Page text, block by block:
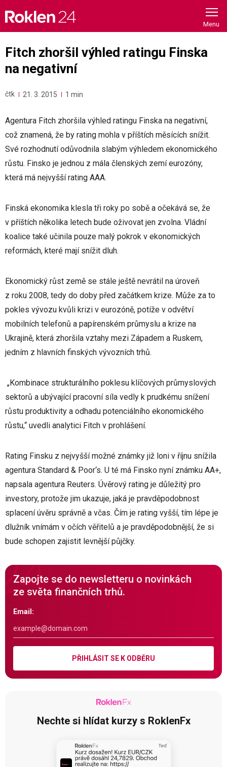
content
Fitch zhoršil výhled ratingu Finska
na negativní
čtk 21. 3. 2015 1 min
Agentura Fitch zhoršila výhled ratingu Finska na negativní,
což znamená, že by rating mohla v příštích měsících snížit.
Své rozhodnutí odůvodnila slabým výhledem ekonomického
růstu. Finsko je jednou z mála členských zemí eurozóny,
která má nejvyšší rating AAA.
Finská ekonomika klesla tři roky po sobě a očekává se, že
v příštích několika letech bude oživovat jen zvolna. Vládní
koalice také učinila pouze malý pokrok v ekonomických
reformách, které mají snížit dluh.
Ekonomický růst země se stále ještě nevrátil na úroveň
z roku 2008, tedy do doby před začátkem krize. Může za to
pokles vývozu kvůli krizi v eurozóně, potíže v odvětví
mobilních telefonů a papírenském průmyslu a krize na
Ukrajině, která zhoršila vztahy mezi Západem a Ruskem,
jedním z hlavních finských vývozních trhů.
„Kombinace strukturálního poklesu klíčových průmyslových
sektorů a ubývající pracovní síla vedly k prudkému snížení
růstu produktivity a odhadu potenciálního ekonomického
růstu,“ uvedli analytici Fitch v prohlášení.
Rating Finsku z nejvyšší možné známky již loni v říjnu snížila
agentura Standard & Poor‘s. U té má Finsko nyní známku AA+,
napsala agentura Reuters. Úvěrový rating je důležitý pro
investory, protože jim ukazuje, jaká je pravděpodobnost
splacení úvěru správně a včas. Čím je rating vyšší, tím lépe je
dlužník vnímám v očích věřitelů a je pravděpodobnější, že si
bude schopen zajistit levnější půjčky.
Zapojte se do newsletteru o novinkách
ze světa finančních trhů.
Email:
PŘIHLÁSIT SE K ODBĚRU
Nechte si hlídat kurzy s RoklenFx